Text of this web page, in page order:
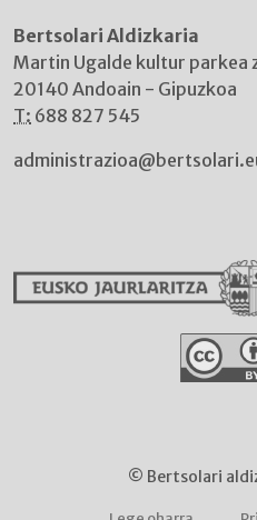
Bertsolari Aldizkaria
Martin Ugalde kultur parkea
20140 Andoain - Gipuzkoa
T: 688 827 545
© Bertsolari